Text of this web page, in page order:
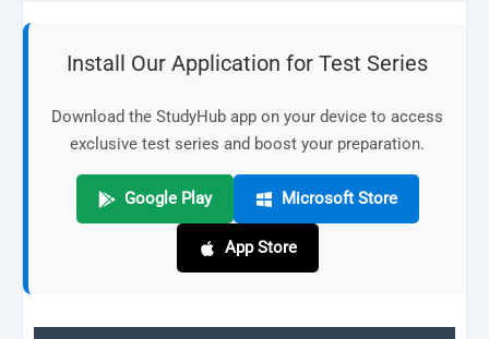
Install Our Application for Test Series
Download the StudyHub app on your device to access
exclusive test series and boost your preparation.
Google Play Microsoft Store
App Store